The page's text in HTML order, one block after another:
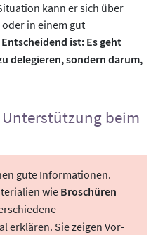
kann er sich über
in einem gut
Entscheidend ist: Es geht
delegieren, sondern darum,
beim
gute Informationen.
wieBroschüren
erklären. Sie zeigen Vor-